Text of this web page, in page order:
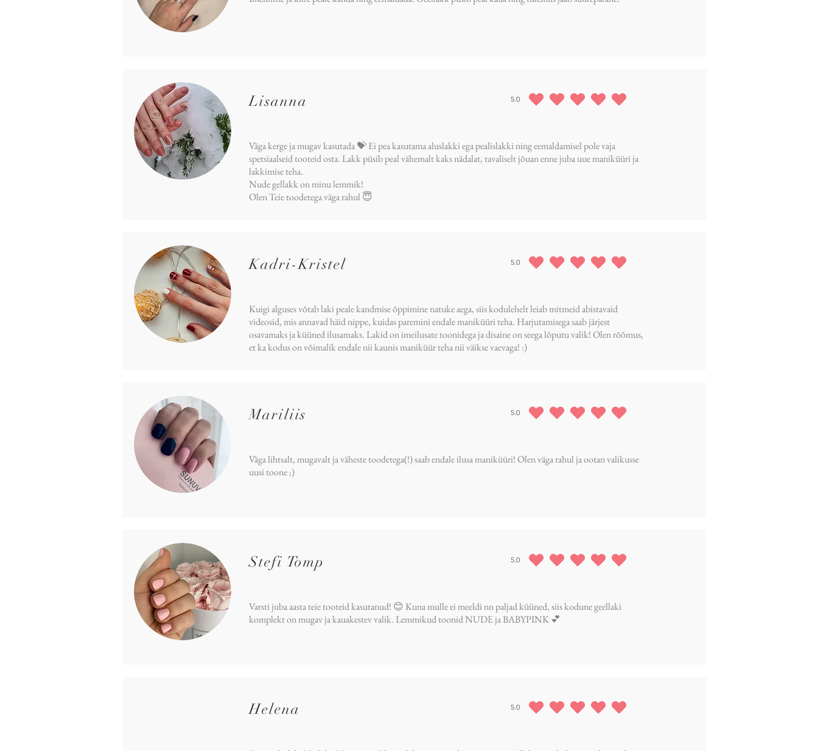
Lisanna 5.0
average rating is 5 out of 5
Väga kerge ja mugav kasutada 💝 Ei pea kasutama aluslakki ega pealislakki ning eemaldamisel pole vaja
spetsiaalseid tooteid osta. Lakk püsib peal vähemalt kaks nädalat, tavaliselt jõuan enne juba uue maniküüri ja
lakkimise teha.
Nude gellakk on minu lemmik!
Olen Teie toodetega väga rahul 😇
Kadri-Kristel 5.0
average rating is 5 out of 5
Kuigi alguses võtab laki peale kandmise õppimine natuke aega, siis kodulehelt leiab mitmeid abistavaid
videosid, mis annavad häid nippe, kuidas paremini endale maniküüri teha. Harjutamisega saab järjest
osavamaks ja küüned ilusamaks. Lakid on imeilusate toonidega ja disaine on seega lõputu valik! Olen rõõmus,
et ka kodus on võimalik endale nii kaunis maniküür teha nii väikse vaevaga! :)
Mariliis 5.0
average rating is 5 out of 5
Väga lihtsalt, mugavalt ja väheste toodetega(!) saab endale ilusa maniküüri! Olen väga rahul ja ootan valikusse
uusi toone ;)
Stefi Tomp 5.0
average rating is 5 out of 5
Varsti juba aasta teie tooteid kasutanud! 😊 Kuna mulle ei meeldi nn paljad küüned, siis kodune geellaki
komplekt on mugav ja kauakestev valik. Lemmikud toonid NUDE ja BABYPINK 💕
Helena 5.0
average rating is 5 out of 5